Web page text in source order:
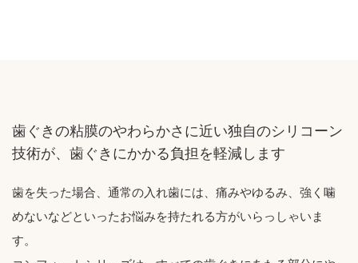
歯ぐきの粘膜のやわらかさに近い独自のシリコーン
技術が、歯ぐきにかかる負担を軽減します
歯を失った場合、通常の入れ歯には、痛みやゆるみ、強く噛
めないなどといったお悩みを持たれる方がいらっしゃいま
す。